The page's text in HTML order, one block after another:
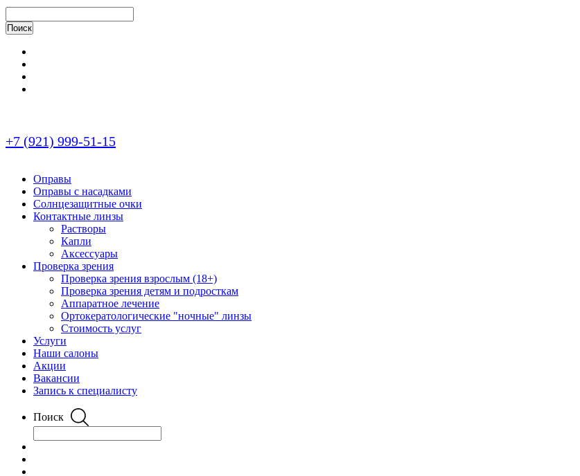
+7 (921) 999-51-15
Оправы
Оправы с насадками
Солнцезащитные очки
Контактные линзы
Растворы
Капли
Аксессуары
Проверка зрения
Проверка зрения взрослым (18+)
Проверка зрения детям и подросткам
Аппаратное лечение
Ортокератологические "ночные" линзы
Стоимость услуг
Услуги
Наши салоны
Акции
Вакансии
Запись к специалисту
Поиск